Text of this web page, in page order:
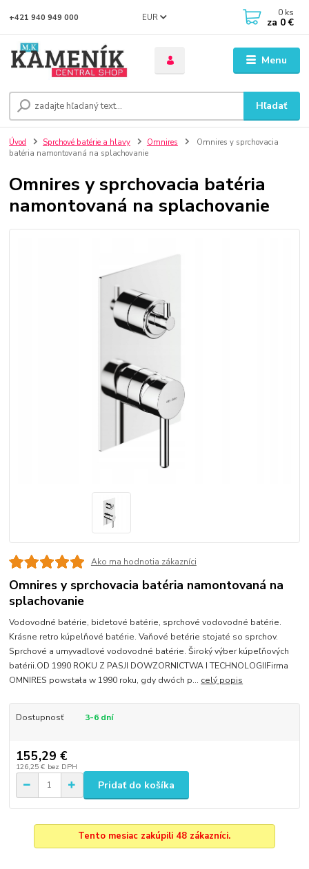
Menu
EUR
Hľadať
+421 940 949 000 0 ks
za 0 €
Úvod Sprchové batérie a hlavy Omnires
Omnires y sprchovacia
batéria namontovaná na splachovanie
Omnires y sprchovacia batéria
namontovaná na splachovanie
Ako ma hodnotia zákazníci
Omnires y sprchovacia batéria namontovaná na
splachovanie
Vodovodné batérie, bidetové batérie, sprchové vodovodné batérie.
Krásne retro kúpelňové batérie. Vaňové betérie stojaté so sprchov.
Sprchové a umyvadlové vodovodné batérie. Široký výber kúpeľňových
batérii.OD 1990 ROKU Z PASJI DOWZORNICTWA I TECHNOLOGIIFirma
OMNIRES powstała w 1990 roku, gdy dwóch p... celý popis
Dostupnosť 3-6 dní
155,29 €
126,25 € bez DPH
Pridať do košíka
Tento mesiac zakúpili 48 zákazníci.